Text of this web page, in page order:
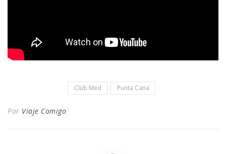
Club Med Punta Cana
Por Viaje Comigo